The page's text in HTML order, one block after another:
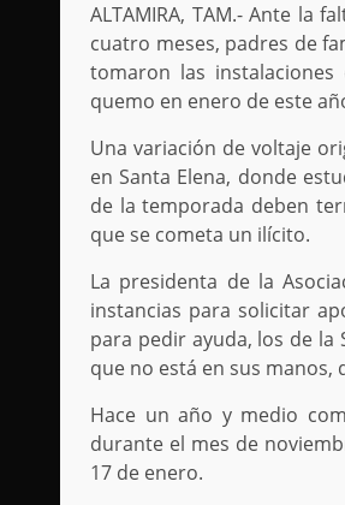
ALTAMIRA, TAM.- Ante la
cuatro meses, padres de
tomaron las
quemo en enero de este
Una variación de voltaje
en Santa Elena, donde
de la temporada deben
que se cometa un ilícito.
La presidenta de la
instancias para solicitar
para pedir ayuda, los de la
que no está en sus manos,
Hace un año y medio
durante el mes de
17 de enero.